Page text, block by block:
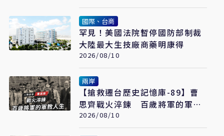
國際、台商
罕見！美國法院暫停國防部制裁
大陸最大生技廠商藥明康得
2026/08/10
兩岸
【搶救遷台歷史記憶庫-89】曹
思齊戰火淬鍊 百歲將軍的軍教
人生
2026/08/10